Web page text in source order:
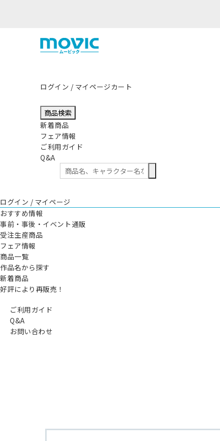
ログイン / マイページカート
商品検索
新着商品
フェア情報
ご利用ガイド
Q&A
ログイン / マイページ
おすすめ情報
事前・事後・イベント通販
受注生産商品
フェア情報
商品一覧
作品名から探す
新着商品
好評により再販売！
ご利用ガイド
Q&A
お問い合わせ